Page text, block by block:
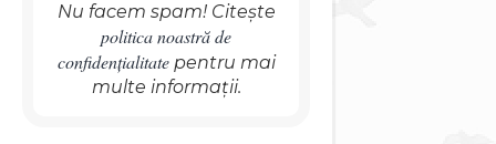
Nu facem spam! Citește
politica noastră de
confidențialitatepentru mai
multe informații.